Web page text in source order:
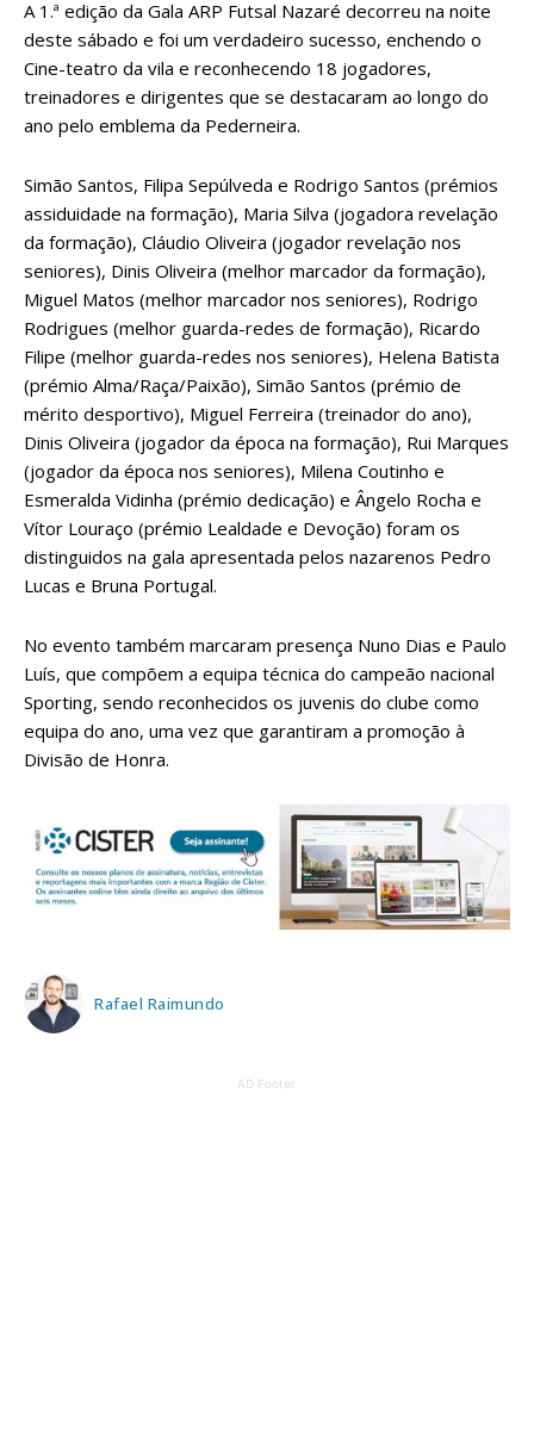
A 1.ª edição da Gala ARP Futsal Nazaré decorreu na noite
deste sábado e foi um verdadeiro sucesso, enchendo o
Cine-teatro da vila e reconhecendo 18 jogadores,
treinadores e dirigentes que se destacaram ao longo do
ano pelo emblema da Pederneira.
Simão Santos, Filipa Sepúlveda e Rodrigo Santos (prémios
assiduidade na formação), Maria Silva (jogadora revelação
da formação), Cláudio Oliveira (jogador revelação nos
seniores), Dinis Oliveira (melhor marcador da formação),
Miguel Matos (melhor marcador nos seniores), Rodrigo
Rodrigues (melhor guarda-redes de formação), Ricardo
Filipe (melhor guarda-redes nos seniores), Helena Batista
(prémio Alma/Raça/Paixão), Simão Santos (prémio de
mérito desportivo), Miguel Ferreira (treinador do ano),
Dinis Oliveira (jogador da época na formação), Rui Marques
(jogador da época nos seniores), Milena Coutinho e
Esmeralda Vidinha (prémio dedicação) e Ângelo Rocha e
Vítor Louraço (prémio Lealdade e Devoção) foram os
distinguidos na gala apresentada pelos nazarenos Pedro
Lucas e Bruna Portugal.
No evento também marcaram presença Nuno Dias e Paulo
Luís, que compõem a equipa técnica do campeão nacional
Sporting, sendo reconhecidos os juvenis do clube como
equipa do ano, uma vez que garantiram a promoção à
Divisão de Honra.
Rafael Raimundo
AD Footer